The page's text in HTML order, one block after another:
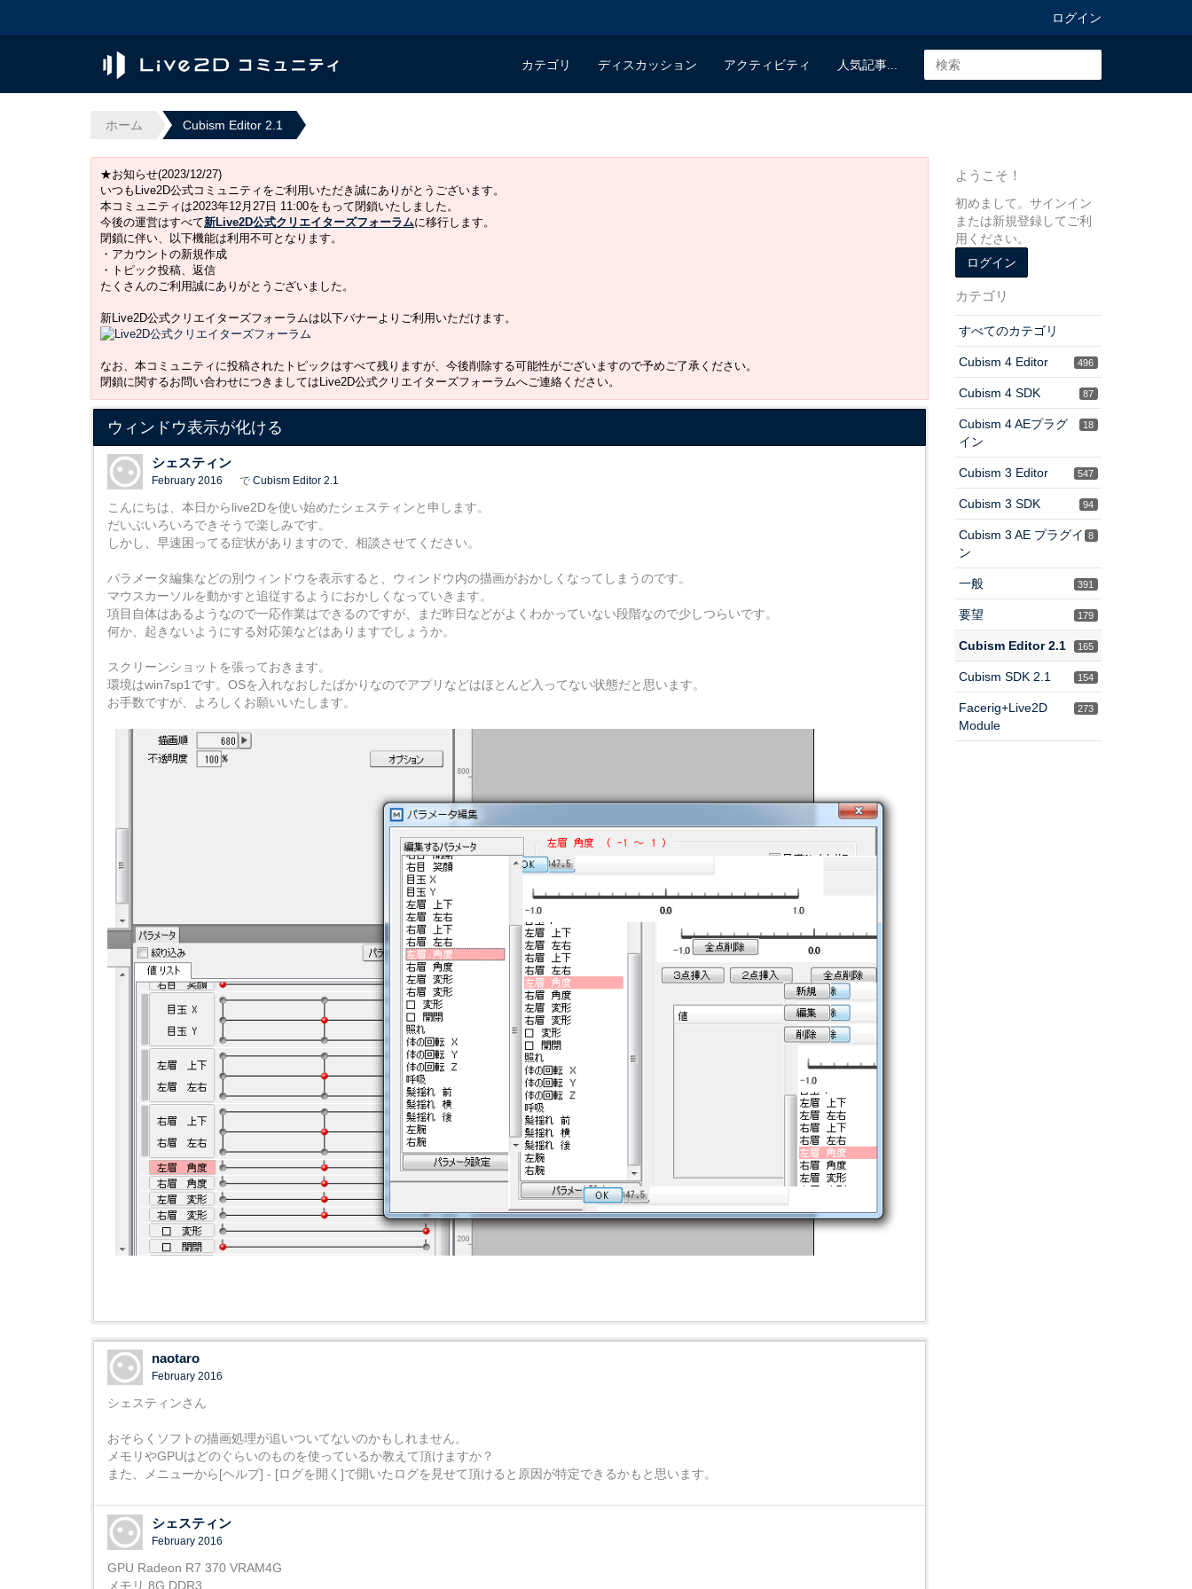
ログイン
カテゴリ ディスカッション アクティビティ 人気記事...
ホーム Cubism Editor 2.1
★お知らせ(2023/12/27)
いつもLive2D公式コミュニティをご利用いただき誠にありがとうございます。
本コミュニティは2023年12月27日 11:00をもって閉鎖いたしました。
今後の運営はすべて新Live2D公式クリエイターズフォーラムに移行します。
閉鎖に伴い、以下機能は利用不可となります。
・アカウントの新規作成
・トピック投稿、返信
たくさんのご利用誠にありがとうございました。
新Live2D公式クリエイターズフォーラムは以下バナーよりご利用いただけます。
なお、本コミュニティに投稿されたトピックはすべて残りますが、今後削除する可能性がございますので予めご了承ください。
閉鎖に関するお問い合わせにつきましてはLive2D公式クリエイターズフォーラムへご連絡ください。
ウィンドウ表示が化ける
シェスティン
February 2016 で Cubism Editor 2.1
こんにちは、本日からlive2Dを使い始めたシェスティンと申します。
だいぶいろいろできそうで楽しみです。
しかし、早速困ってる症状がありますので、相談させてください。
パラメータ編集などの別ウィンドウを表示すると、ウィンドウ内の描画がおかしくなってしまうのです。
マウスカーソルを動かすと追従するようにおかしくなっていきます。
項目自体はあるようなので一応作業はできるのですが、まだ昨日などがよくわかっていない段階なので少しつらいです。
何か、起きないようにする対応策などはありますでしょうか。
スクリーンショットを張っておきます。
環境はwin7sp1です。OSを入れなおしたばかりなのでアプリなどはほとんど入ってない状態だと思います。
お手数ですが、よろしくお願いいたします。
naotaro
February 2016
シェスティンさん
おそらくソフトの描画処理が追いついてないのかもしれません。
メモリやGPUはどのぐらいのものを使っているか教えて頂けますか？
また、メニューから[ヘルプ] - [ログを開く]で開いたログを見せて頂けると原因が特定できるかもと思います。
シェスティン
February 2016
GPU Radeon R7 370 VRAM4G
メモリ 8G DDR3
ようこそ！
初めまして。サインイン
または新規登録してご利
用ください。
ログイン
カテゴリ
すべてのカテゴリ
496
Cubism 4 Editor
87
Cubism 4 SDK
18
Cubism 4 AEプラグ
イン
547
Cubism 3 Editor
94
Cubism 3 SDK
8
Cubism 3 AE プラグイ
ン
391
一般
179
要望
165
Cubism Editor 2.1
154
Cubism SDK 2.1
273
Facerig+Live2D
Module